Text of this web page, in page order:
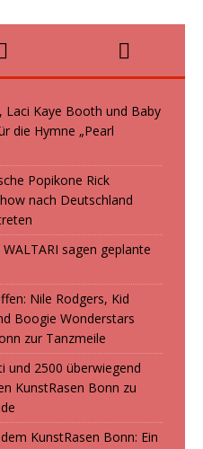
Laci Kaye Booth und Baby
die Hymne „Pearl
Popikone Rick
nach Deutschland
sagen geplante
Nile Rodgers, Kid
Boogie Wonderstars
zur Tanzmeile
und 2500 überwiegend
KunstRasen Bonn zu
KunstRasen Bonn: Ein